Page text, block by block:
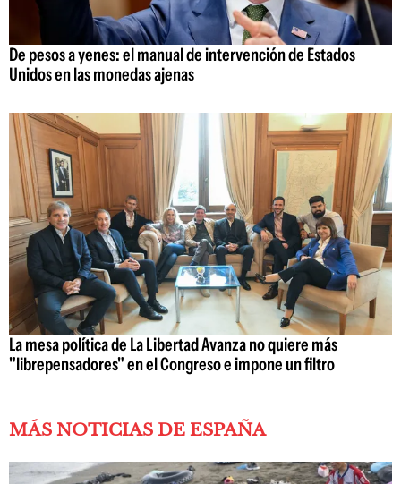
De pesos a yenes: el manual de intervención de Estados
Unidos en las monedas ajenas
La mesa política de La Libertad Avanza no quiere más
"librepensadores" en el Congreso e impone un filtro
MÁS NOTICIAS DE ESPAÑA